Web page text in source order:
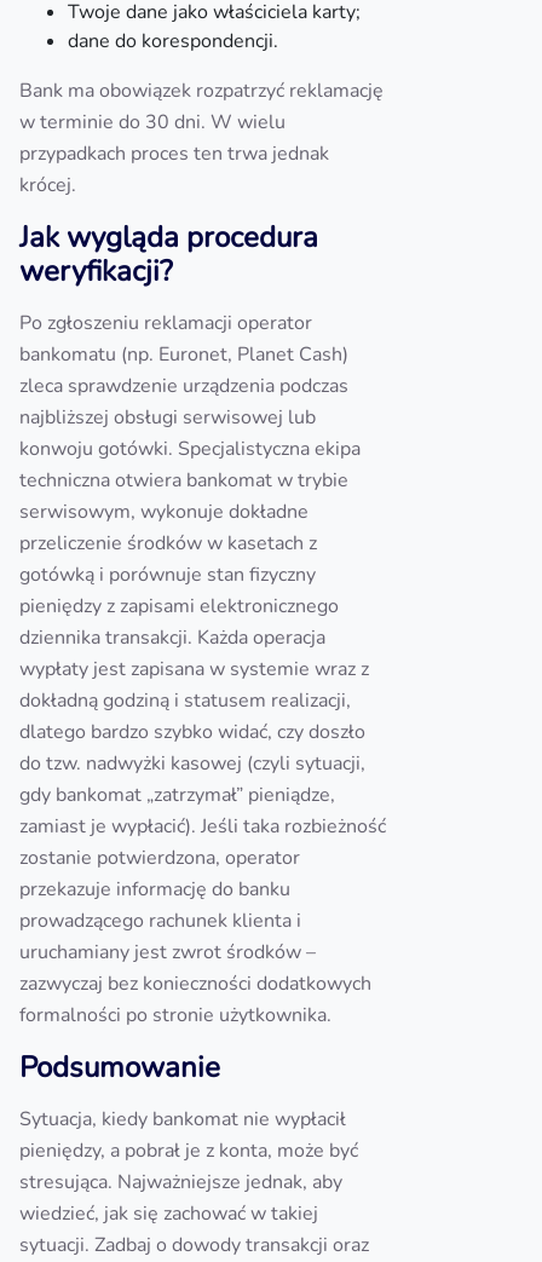
Twoje dane jako właściciela karty;
dane do korespondencji.
Bank ma obowiązek rozpatrzyć reklamację
w terminie do 30 dni. W wielu
przypadkach proces ten trwa jednak
krócej.
Jak wygląda procedura
weryfikacji?
Po zgłoszeniu reklamacji operator
bankomatu (np. Euronet, Planet Cash)
zleca sprawdzenie urządzenia podczas
najbliższej obsługi serwisowej lub
konwoju gotówki. Specjalistyczna ekipa
techniczna otwiera bankomat w trybie
serwisowym, wykonuje dokładne
przeliczenie środków w kasetach z
gotówką i porównuje stan fizyczny
pieniędzy z zapisami elektronicznego
dziennika transakcji. Każda operacja
wypłaty jest zapisana w systemie wraz z
dokładną godziną i statusem realizacji,
dlatego bardzo szybko widać, czy doszło
do tzw. nadwyżki kasowej (czyli sytuacji,
gdy bankomat „zatrzymał” pieniądze,
zamiast je wypłacić). Jeśli taka rozbieżność
zostanie potwierdzona, operator
przekazuje informację do banku
prowadzącego rachunek klienta i
uruchamiany jest zwrot środków –
zazwyczaj bez konieczności dodatkowych
formalności po stronie użytkownika.
Podsumowanie
Sytuacja, kiedy bankomat nie wypłacił
pieniędzy, a pobrał je z konta, może być
stresująca. Najważniejsze jednak, aby
wiedzieć, jak się zachować w takiej
sytuacji. Zadbaj o dowody transakcji oraz